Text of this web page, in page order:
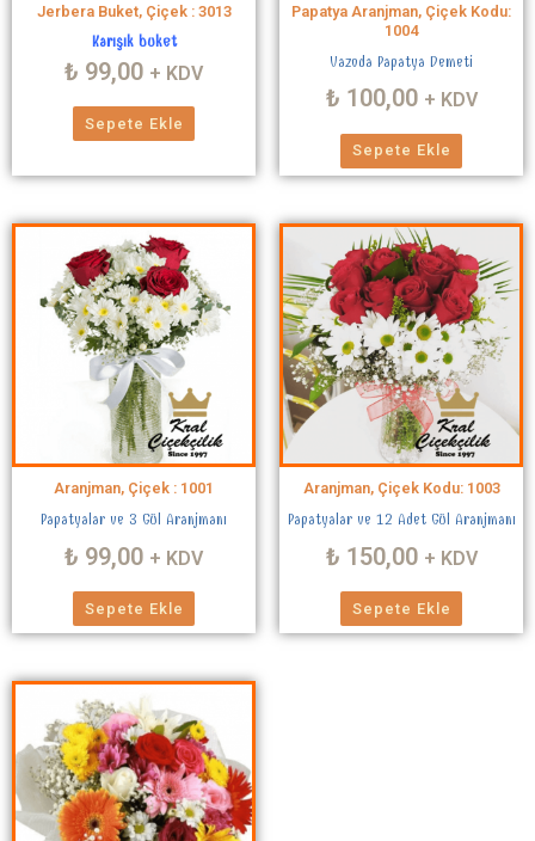
Jerbera Buket, Çiçek : 3013
Karışık buket
₺ 99,00 + KDV
Sepete Ekle
Papatya Aranjman, Çiçek Kodu:
1004
Vazoda Papatya Demeti
₺ 100,00 + KDV
Sepete Ekle
Aranjman, Çiçek : 1001
Papatyalar ve 3 Gül Aranjmanı
₺ 99,00 + KDV
Sepete Ekle
Aranjman, Çiçek Kodu: 1003
Papatyalar ve 12 Adet Gül Aranjmanı
₺ 150,00 + KDV
Sepete Ekle